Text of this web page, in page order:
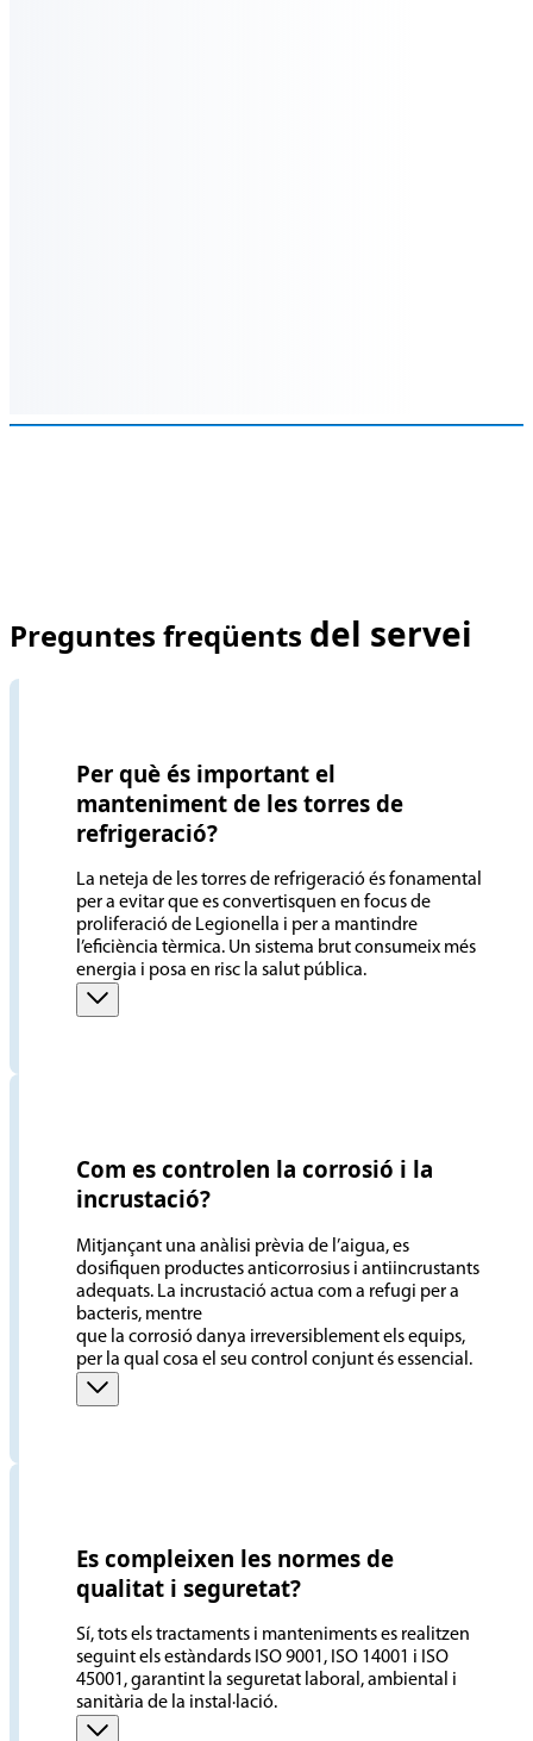
Preguntes freqüents del servei
Per què és important el
manteniment de les torres de
refrigeració?
La neteja de les torres de refrigeració és fonamental
per a evitar que es convertisquen en focus de
proliferació de Legionella i per a mantindre
l’eficiència tèrmica. Un sistema brut consumeix més
energia i posa en risc la salut pública.
Com es controlen la corrosió i la
incrustació?
Mitjançant una anàlisi prèvia de l’aigua, es
dosifiquen productes anticorrosius i antiincrustants
adequats. La incrustació actua com a refugi per a
bacteris, mentre
que la corrosió danya irreversiblement els equips,
per la qual cosa el seu control conjunt és essencial.
Es compleixen les normes de
qualitat i seguretat?
Sí, tots els tractaments i manteniments es realitzen
seguint els estàndards ISO 9001, ISO 14001 i ISO
45001, garantint la seguretat laboral, ambiental i
sanitària de la instal·lació.